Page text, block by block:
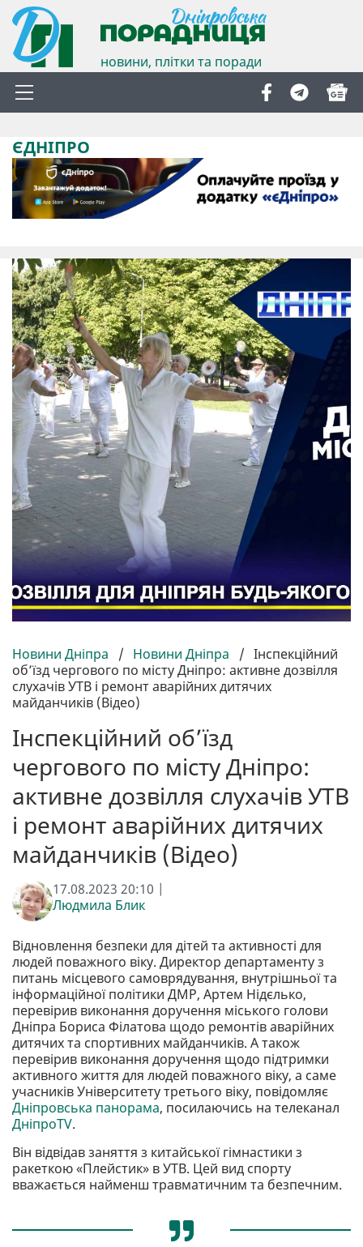
новини, плітки та поради
ЄДНІПРО
Новини Дніпра / Новини Дніпра / Інспекційний
об’їзд чергового по місту Дніпро: активне дозвілля
слухачів УТВ і ремонт аварійних дитячих
майданчиків (Відео)
Інспекційний об’їзд
чергового по місту Дніпро:
активне дозвілля слухачів УТВ
і ремонт аварійних дитячих
майданчиків (Відео)
17.08.2023 20:10 |
Людмила Блик
Відновлення безпеки для дітей та активності для
людей поважного віку. Директор департаменту з
питань місцевого самоврядування, внутрішньої та
інформаційної політики ДМР, Артем Нідєлько,
перевірив виконання доручення міського голови
Дніпра Бориса Філатова щодо ремонтів аварійних
дитячих та спортивних майданчиків. А також
перевірив виконання доручення щодо підтримки
активного життя для людей поважного віку, а саме
учасників Університету третього віку, повідомляє
Дніпровська панорама, посилаючись на телеканал
ДніпроTV.
Він відвідав заняття з китайської гімнастики з
ракеткою «Плейстик» в УТВ. Цей вид спорту
вважається найменш травматичним та безпечним.